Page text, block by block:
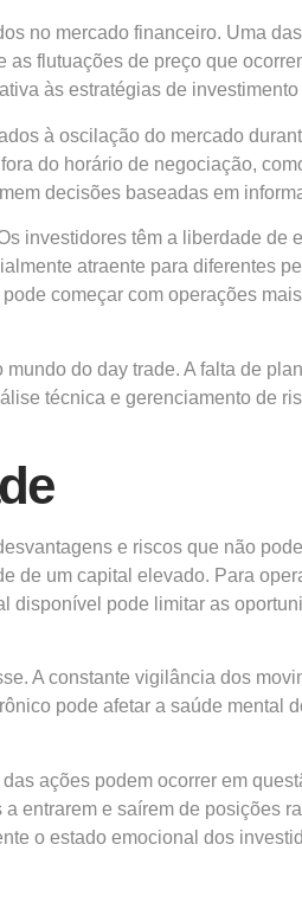
no mercado financeiro. Uma
flutuações de preço que
às estratégias de
à oscilação do mercado
do horário de negociação,
decisões baseadas em
investidores têm a liberdade de
atraente para diferentes
começar com operações
do day trade. A falta de
técnica e gerenciamento de
e riscos que não
um capital elevado. Para
pode limitar as
A constante vigilância dos
pode afetar a saúde mental
ações podem ocorrer em
entrarem e saírem de posições
o estado emocional dos